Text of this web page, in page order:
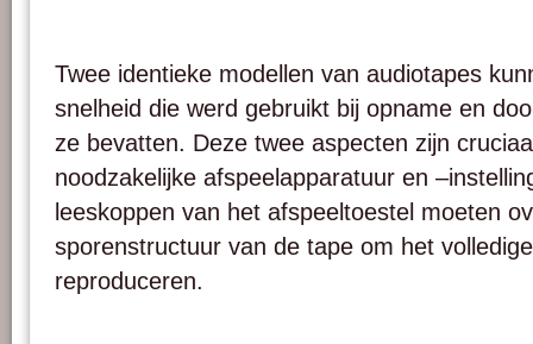
Twee identieke modellen van audiotapes
snelheid die werd gebruikt bij opname en
ze bevatten. Deze twee aspecten zijn
noodzakelijke afspeelapparatuur en
leeskoppen van het afspeeltoestel moeten
sporenstructuur van de tape om het
reproduceren.